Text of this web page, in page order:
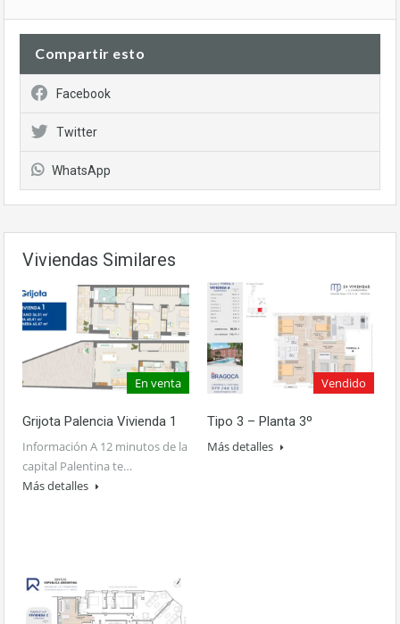
Compartir esto
Facebook
Twitter
WhatsApp
Viviendas Similares
En venta
Grijota Palencia Vivienda 1
Información A 12 minutos de la
capital Palentina te…
Más detalles
Vendido
Tipo 3 – Planta 3º
Más detalles